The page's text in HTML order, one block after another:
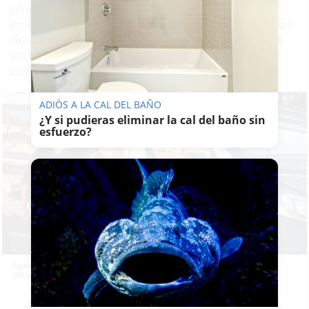
empresas en una operación pionera que
incluyó inspecciones en 170 establecimientos
de ocho comunidades autónomas donde se
vendían productos vinculados a las
compañías investigadas
Agentes de la Policía Nacional, en una imagen de archivo. -
MAURI BUHIGAS
ADIÓS A LA CAL DEL BAÑO
¿Y si pudieras eliminar la cal del baño sin
esfuerzo?